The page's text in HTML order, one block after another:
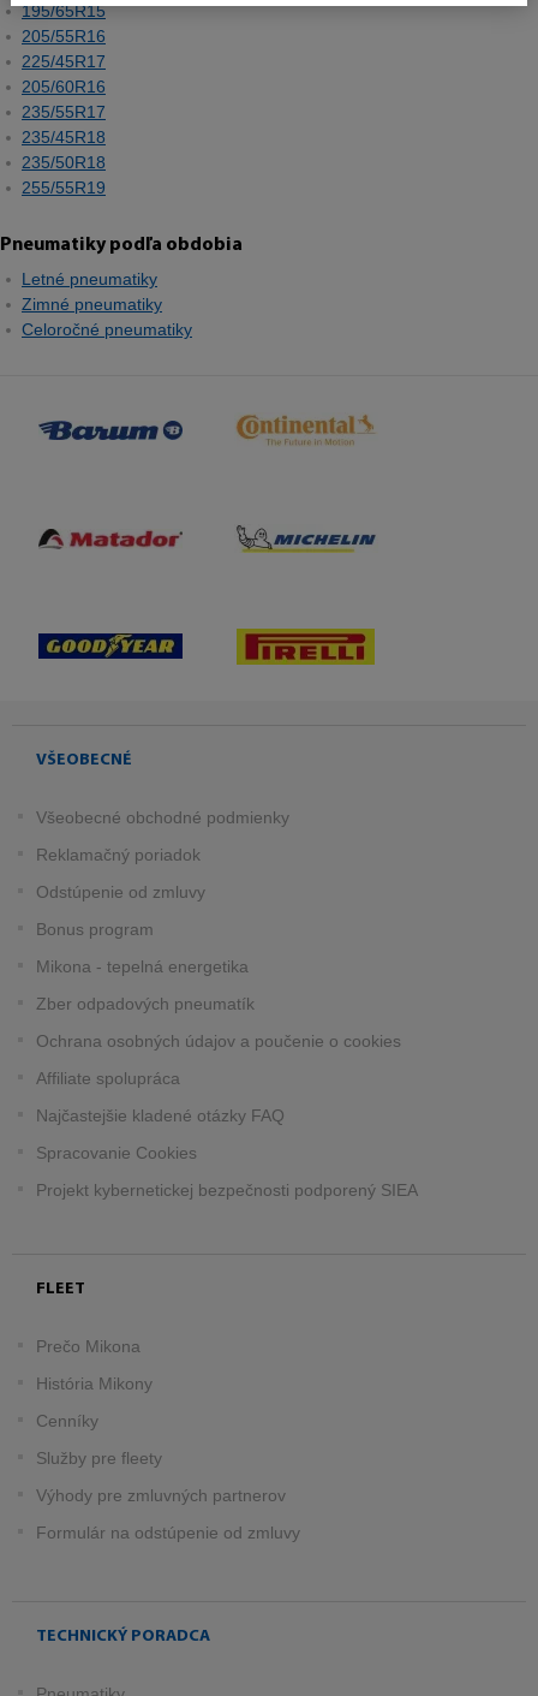
195/65R15
205/55R16
225/45R17
205/60R16
235/55R17
235/45R18
235/50R18
255/55R19
Pneumatiky podľa obdobia
Letné pneumatiky
Zimné pneumatiky
Celoročné pneumatiky
VŠEOBECNÉ
Všeobecné obchodné podmienky
Reklamačný poriadok
Odstúpenie od zmluvy
Bonus program
Mikona - tepelná energetika
Zber odpadových pneumatík
Ochrana osobných údajov a poučenie o cookies
Affiliate spolupráca
Najčastejšie kladené otázky FAQ
Spracovanie Cookies
Projekt kybernetickej bezpečnosti podporený SIEA
FLEET
Prečo Mikona
História Mikony
Cenníky
Služby pre fleety
Výhody pre zmluvných partnerov
Formulár na odstúpenie od zmluvy
TECHNICKÝ PORADCA